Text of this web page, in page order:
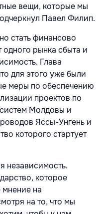
вещи, которые мы
Павел Филип.
стать финансово
одного рынка сбыта и
Глава
для этого уже были
меры по обеспечению
проектов по
Молдовы и
Яссы-Унгень и
которого стартует
независимость.
которое
мнение на
на то, что мы